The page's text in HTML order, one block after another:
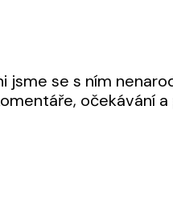
jsme se s ním
očekávání a